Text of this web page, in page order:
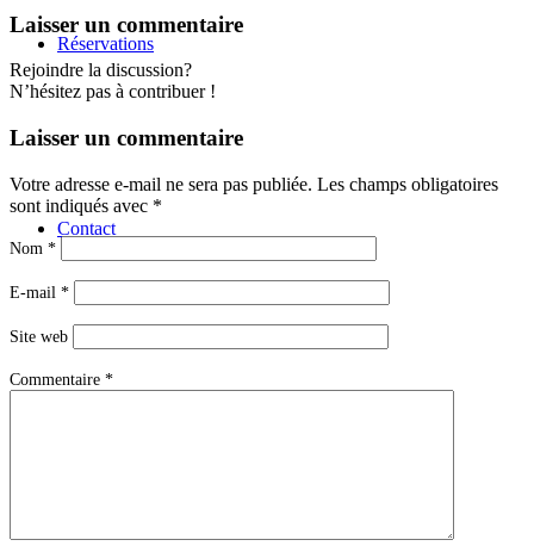
Réservations
Contact
Laisser un commentaire
Rejoindre la discussion?
N’hésitez pas à contribuer !
Laisser un commentaire
Votre adresse e-mail ne sera pas publiée. Les champs obligatoires
sont indiqués avec *
Nom *
E-mail *
Site web
Commentaire *